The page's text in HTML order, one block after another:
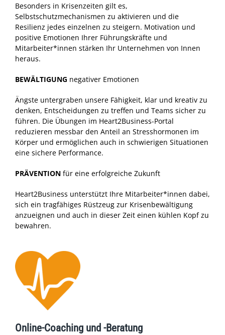
Besonders in Krisenzeiten gilt es,
Selbstschutzmechanismen zu aktivieren und die
Resilienz jedes einzelnen zu steigern. Motivation und
positive Emotionen Ihrer Führungskräfte und
Mitarbeiter*innen stärken Ihr Unternehmen von Innen
heraus.
BEWÄLTIGUNG negativer Emotionen
Ängste untergraben unsere Fähigkeit, klar und kreativ zu
denken, Entscheidungen zu treffen und Teams sicher zu
führen. Die Übungen im Heart2Business-Portal
reduzieren messbar den Anteil an Stresshormonen im
Körper und ermöglichen auch in schwierigen Situationen
eine sichere Performance.
PRÄVENTION für eine erfolgreiche Zukunft
Heart2Business unterstützt Ihre Mitarbeiter*innen dabei,
sich ein tragfähiges Rüstzeug zur Krisenbewältigung
anzueignen und auch in dieser Zeit einen kühlen Kopf zu
bewahren.
Online-Coaching und -Beratung